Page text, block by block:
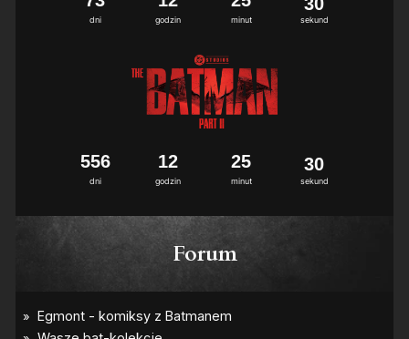
dni godzin minut sekund
dni
556
godzin
12
minut
25
sekund
29
Forum